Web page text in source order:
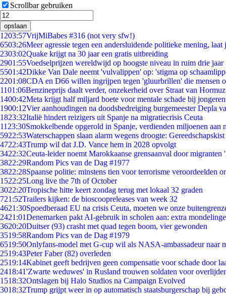
Scrollbar gebruiken
opslaan
1203:57VrijMiBabes #316 (not very sfw!)
6503:26Meer agressie tegen een andersluidende politieke mening,
2303:02Quake krijgt na 30 jaar een gratis uitbreiding
2901:55Voedselprijzen wereldwijd op hoogste niveau in ruim drie jaar
5501:42Dikke Van Dale neemt 'vulvalippen' op: 'stigma op
2201:08CDA en D66 willen ingrijpen tegen 'gluurbrillen' die mensen
1101:06Benzineprijs daalt verder, onzekerheid over Straat van
1400:42Meta krijgt half miljard boete voor mentale schade bij jongeren
1900:12Vier aanhoudingen na doodsbedreiging burgemeester Depla
1823:32Italië hindert reizigers uit Spanje na migratiecrisis Ceuta
11 23:30Smokkelbende opgerold in Spanje, verdienden miljoenen aan
5922:53Waterschappen slaan alarm wegens droogte:
4722:43Trump wil dat J.D. Vance hem in 2028 opvolgt
3422:32Ceuta-leider noemt Marokkaanse grensaanval door migranten
3822:29Random Pics van de Dag #1977
3822:28Spaanse politie: minstens tien voor terrorisme veroordeelden
1522:25Long live the 7th of October
3022:20Tropische hitte keert zondag terug met lokaal 32 graden
721:52Trailers kijken: de bioscoopreleases van week 32
4621:30Spoedberaad EU na crisis Ceuta, moeten we onze
2421:01Denemarken pakt AI-gebruik in scholen aan: extra
3620:20Duitser (93) crasht met quad tegen boom, vier gewonden
3519:58Random Pics van de Dag #1979
6519:50Onlyfans-model met G-cup wil als NASA-ambassadeur naar
2519:43Peter Faber (82) overleden
2519:14Kabinet geeft bedrijven geen compensatie voor schade door
2418:41'Zwarte weduwes' in Rusland trouwen soldaten voor
1518:32Ontslagen bij Halo Studios na Campaign Evolved
3018:32Trump grijpt weer in op automatisch staatsburgerschap bij